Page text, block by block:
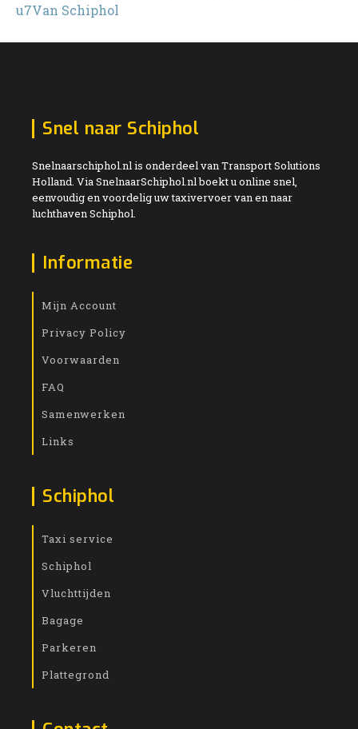
u7Van Schiphol
Snel naar Schiphol
Snelnaarschiphol.nl is onderdeel van Transport Solutions
Holland. Via SnelnaarSchiphol.nl boekt u online snel,
eenvoudig en voordelig uw taxivervoer van en naar
luchthaven Schiphol.
Informatie
Mijn Account
Privacy Policy
Voorwaarden
FAQ
Samenwerken
Links
Schiphol
Taxi service
Schiphol
Vluchttijden
Bagage
Parkeren
Plattegrond